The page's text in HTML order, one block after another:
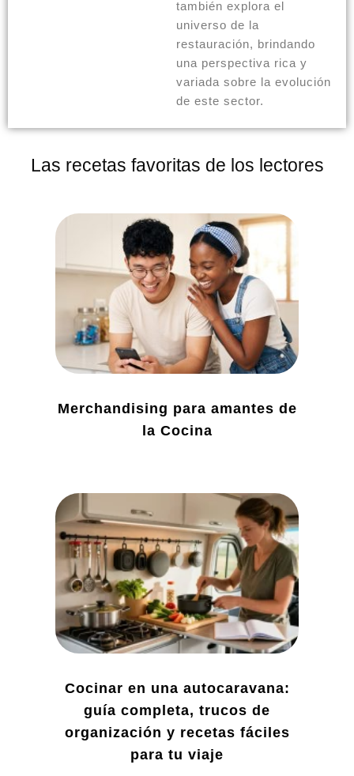
también explora el
universo de la
restauración, brindando
una perspectiva rica y
variada sobre la evolución
de este sector.
Las recetas favoritas de los lectores
Merchandising para amantes de
la Cocina
Cocinar en una autocaravana:
guía completa, trucos de
organización y recetas fáciles
para tu viaje